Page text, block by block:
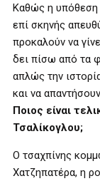
Καθώς η υπόθεση
επί σκηνής
προκαλούν να
δει πίσω από τα
απλώς την
και να
Ποιος είναι
Τσαλίκογλου;
Ο τσαχπίνης
Χατζηπατέρα, η